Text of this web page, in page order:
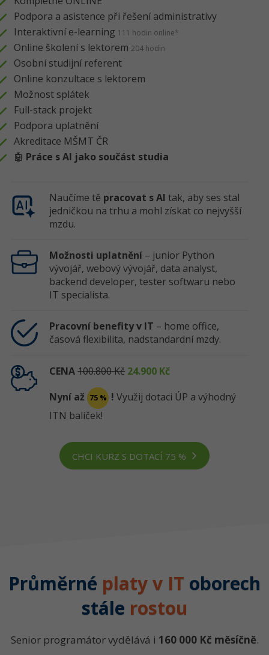
Podpora a asistence při řešení administrativy
Interaktivní e-learning 111 hodin online*
Online školení s lektorem204 hodin
Osobní studijní referent
Online konzultace s lektorem
Možnost splátek
Full-stack projekt
Podpora uplatnění
Akreditace MŠMT ČR
🤖 Práce s AI jako součást studia
Naučíme tě pracovat s AI tak, aby ses stal
jedničkou na trhu a mohl získat co nejvyšší
mzdu.
Možnosti uplatnění – junior Python
vývojář, webový vývojář, data analyst,
backend developer, tester softwaru nebo
IT specialista.
Pracovní benefity v IT – home office,
časová flexibilita, nadstandardní mzdy.
CENA100.800 Kč 24.900 Kč
Nyní až 75 % ! Využij dotaci ÚP a výhodný
ITN balíček!
CHCI KURZ S DOTACÍ 75 %
Průměrné platy v IT oborech
stále rostou
Senior programátor vydělává i 160 000 Kč měsíčně.